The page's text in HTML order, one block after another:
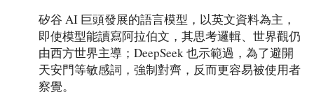
矽谷 AI 巨頭發展的語言模型，以英文資料為主，
即使模型能讀寫阿拉伯文，其思考邏輯、世界觀仍
由西方世界主導；DeepSeek 也示範過，為了避開
天安門等敏感詞，強制對齊，反而更容易被使用者
察覺。